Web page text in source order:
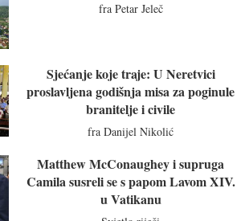
fra Petar Jeleč
Sjećanje koje traje: U Neretvici
proslavljena godišnja misa za poginule
branitelje i civile
fra Danijel Nikolić
Matthew McConaughey i supruga
Camila susreli se s papom Lavom XIV.
u Vatikanu